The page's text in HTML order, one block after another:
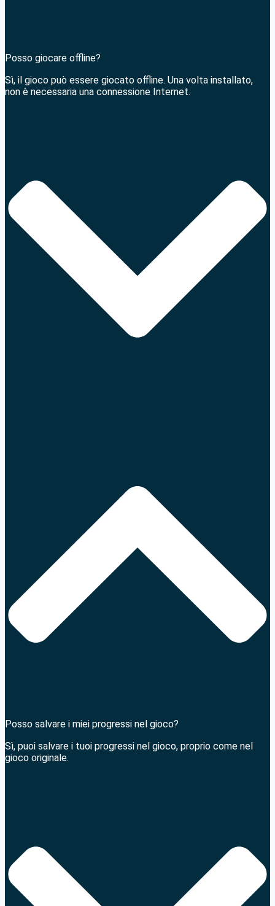
Posso giocare offline?
Sì, il gioco può essere giocato offline. Una volta installato,
non è necessaria una connessione Internet.
Posso salvare i miei progressi nel gioco?
Sì, puoi salvare i tuoi progressi nel gioco, proprio come nel
gioco originale.